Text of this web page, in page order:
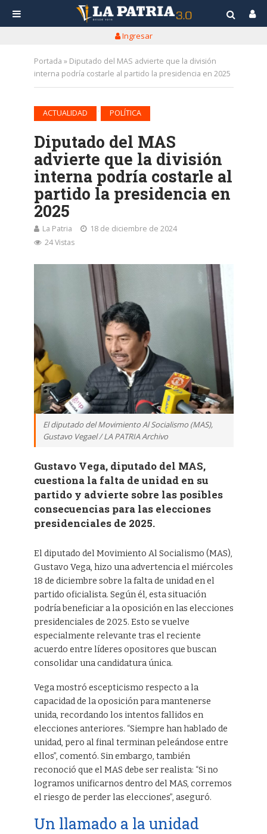
Ingresar
Portada » Diputado del MAS advierte que la división
interna podría costarle al partido la presidencia en 2025
ACTUALIDAD POLÍTICA
Diputado del MAS
advierte que la división
interna podría costarle al
partido la presidencia en
2025
La Patria
18 de diciembre de 2024
24 Vistas
El diputado del Movimiento Al Socialismo (MAS),
Gustavo Vegael / LA PATRIA Archivo
Gustavo Vega, diputado del MAS,
cuestiona la falta de unidad en su
partido y advierte sobre las posibles
consecuencias para las elecciones
presidenciales de 2025.
El diputado del Movimiento Al Socialismo (MAS),
Gustavo Vega, hizo una advertencia el miércoles
18 de diciembre sobre la falta de unidad en el
partido oficialista. Según él, esta situación
podría beneficiar a la oposición en las elecciones
presidenciales de 2025. Esto se vuelve
especialmente relevante tras el reciente
acuerdo entre líderes opositores que buscan
consolidar una candidatura única.
Vega mostró escepticismo respecto a la
capacidad de la oposición para mantenerse
unida, recordando los intentos fallidos en
elecciones anteriores. “Siempre han hablado de
unidad, pero al final terminan peleándose entre
ellos”, comentó. Sin embargo, también
reconoció que el MAS debe ser realista: “Si no
logramos unificarnos dentro del MAS, corremos
el riesgo de perder las elecciones”, aseguró.
Un llamado a la unidad